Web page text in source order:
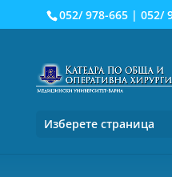
052/ 978-665| 052/
Изберете страница